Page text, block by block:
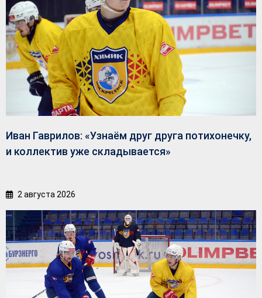
Иван Гаврилов: «Узнаём друг друга потихонечку,
и коллектив уже складывается»
2 августа 2026